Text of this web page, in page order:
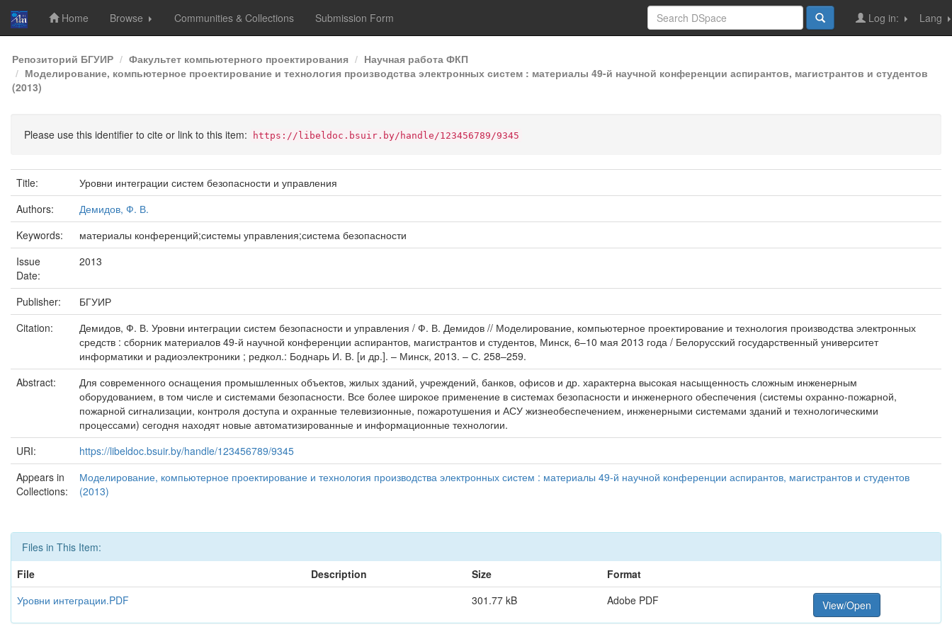
Skip
navigation
Home Browse Communities & Collections Submission Form Lang
Log in:
Репозиторий БГУИР Факультет компьютерного проектирования
Научная работа ФКП
Моделирование, компьютерное проектирование и технология производства электронных систем : материалы 49-й научной конференции аспирантов, магистрантов и студентов
(2013)
Please use this identifier to cite or link to this item: https://libeldoc.bsuir.by/handle/123456789/9345
Title:
Уровни интеграции систем безопасности и управления
Authors:
Демидов, Ф. В.
Keywords:
материалы конференций;системы управления;система безопасности
Issue
Date:
2013
Publisher:
БГУИР
Citation:
Демидов, Ф. В. Уровни интеграции систем безопасности и управления / Ф. В. Демидов // Моделирование, компьютерное проектирование и технология производства электронных
средств : сборник материалов 49-й научной конференции аспирантов, магистрантов и студентов, Минск, 6–10 мая 2013 года / Белорусский государственный университет
информатики и радиоэлектроники ; редкол.: Боднарь И. В. [и др.]. – Минск, 2013. – С. 258–259.
Abstract:
Для современного оснащения промышленных объектов, жилых зданий, учреждений, банков, офисов и др. характерна высокая насыщенность сложным инженерным
оборудованием, в том числе и системами безопасности. Все более широкое применение в системах безопасности и инженерного обеспечения (системы охранно-пожарной,
пожарной сигнализации, контроля доступа и охранные телевизионные, пожаротушения и АСУ жизнеобеспечением, инженерными системами зданий и технологическими
процессами) сегодня находят новые автоматизированные и информационные технологии.
URI:
https://libeldoc.bsuir.by/handle/123456789/9345
Appears in
Collections:
Моделирование, компьютерное проектирование и технология производства электронных систем : материалы 49-й научной конференции аспирантов, магистрантов и студентов
(2013)
Files in This Item:
File
Description Size
Format
Уровни интеграции.PDF
301.77 kB Adobe PDF View/Open